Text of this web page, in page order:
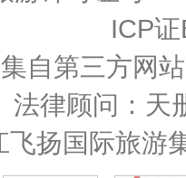
ICP
自第三方网
法律顾问：天
飞扬国际旅游